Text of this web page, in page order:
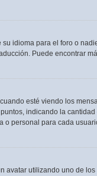
idioma para el foro o
Puede encontrar
esté viendo los
indicando la
o personal para cada
avatar utilizando uno de